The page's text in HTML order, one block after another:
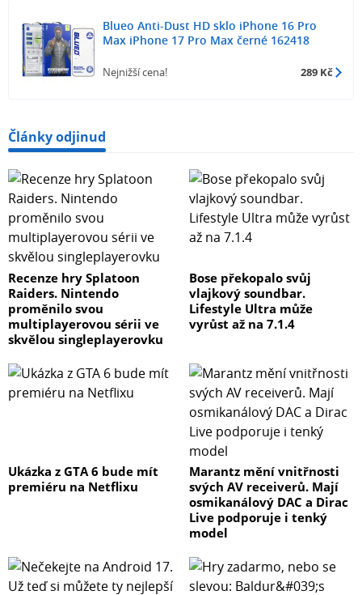
Blueo Anti-Dust HD sklo iPhone 16 Pro
Max iPhone 17 Pro Max černé 162418
Nejnižší cena! 289 Kč
Články odjinud
Recenze hry Splatoon
Raiders. Nintendo
proměnilo svou
multiplayerovou sérii ve
skvělou singleplayerovku
Bose překopalo svůj
vlajkový soundbar.
Lifestyle Ultra může
vyrůst až na 7.1.4
Ukázka z GTA 6 bude mít
premiéru na Netflixu
Marantz mění vnitřnosti
svých AV receiverů. Mají
osmikanálový DAC a Dirac
Live podporuje i tenký
model